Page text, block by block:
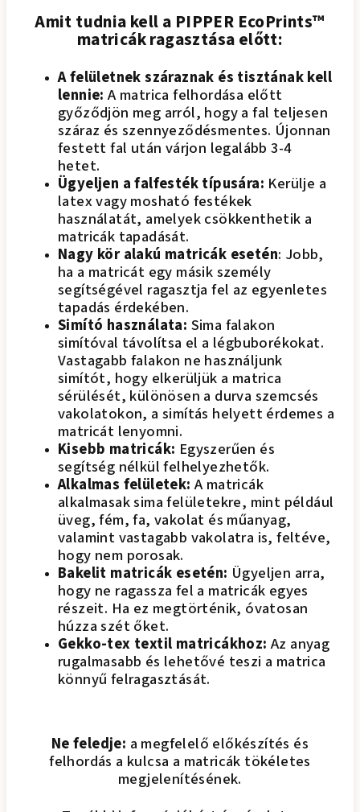
Amit tudnia kell a PIPPER EcoPrints™
matricák ragasztása előtt:
A felületnek száraznak és tisztának kell
lennie:A matrica felhordása előtt
győződjön meg arról, hogy a fal teljesen
száraz és szennyeződésmentes. Újonnan
festett fal után várjon legalább 3-4
hetet.
Ügyeljen a falfesték típusára: Kerülje a
latex vagy mosható festékek
használatát, amelyek csökkenthetik a
matricák tapadását.
Nagy kör alakú matricák esetén: Jobb,
ha a matricát egy másik személy
segítségével ragasztja fel az egyenletes
tapadás érdekében.
Simító használata: Sima falakon
simítóval távolítsa el a légbuborékokat.
Vastagabb falakon ne használjunk
simítót, hogy elkerüljük a matrica
sérülését, különösen a durva szemcsés
vakolatokon, a simítás helyett érdemes a
matricát lenyomni.
Kisebb matricák: Egyszerűen és
segítség nélkül felhelyezhetők.
Alkalmas felületek:A matricák
alkalmasak sima felületekre, mint például
üveg, fém, fa, vakolat és műanyag,
valamint vastagabb vakolatra is, feltéve,
hogy nem porosak.
Bakelit matricák esetén: Ügyeljen arra,
hogy ne ragassza fel a matricák egyes
részeit. Ha ez megtörténik, óvatosan
húzza szét őket.
Gekko-tex textil matricákhoz:Az anyag
rugalmasabb és lehetővé teszi a matrica
könnyű felragasztását.
Ne feledje: a megfelelő előkészítés és
felhordás a kulcsa a matricák tökéletes
megjelenítésének.